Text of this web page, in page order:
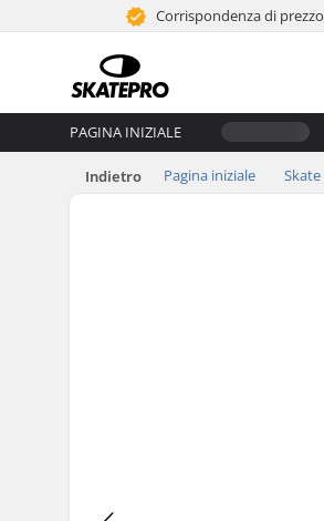
Corrispondenza di prezzo
PAGINA INIZIALE
Indietro Pagina iniziale Skate